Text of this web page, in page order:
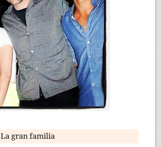
La gran familia